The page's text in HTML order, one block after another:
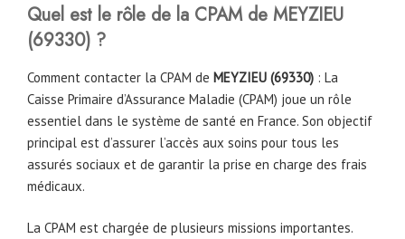
Quel est le rôle de la CPAM de MEYZIEU
(69330) ?
Comment contacter la CPAM de MEYZIEU (69330) : La
Caisse Primaire d’Assurance Maladie (CPAM) joue un rôle
essentiel dans le système de santé en France. Son objectif
principal est d’assurer l’accès aux soins pour tous les
assurés sociaux et de garantir la prise en charge des frais
médicaux.
La CPAM est chargée de plusieurs missions importantes.